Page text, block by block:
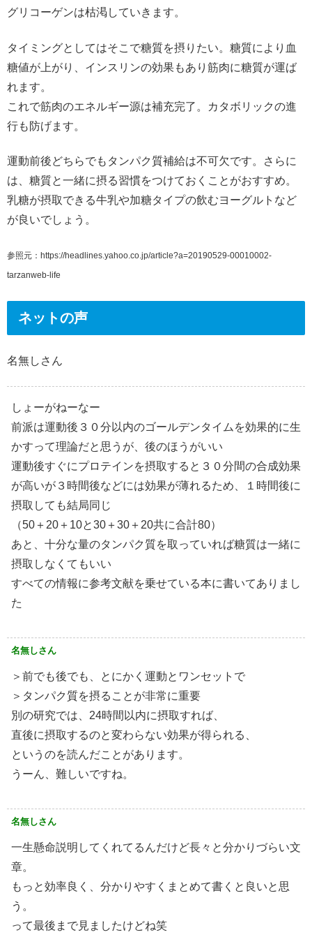
グリコーゲンは枯渇していきます。
タイミングとしてはそこで糖質を摂りたい。糖質により血
糖値が上がり、インスリンの効果もあり筋肉に糖質が運ば
れます。
これで筋肉のエネルギー源は補充完了。カタボリックの進
行も防げます。
運動前後どちらでもタンパク質補給は不可欠です。さらに
は、糖質と一緒に摂る習慣をつけておくことがおすすめ。
乳糖が摂取できる牛乳や加糖タイプの飲むヨーグルトなど
が良いでしょう。
参照元：https://headlines.yahoo.co.jp/article?a=20190529-00010002-
tarzanweb-life
ネットの声
名無しさん
しょーがねーなー
前派は運動後３０分以内のゴールデンタイムを効果的に生
かすって理論だと思うが、後のほうがいい
運動後すぐにプロテインを摂取すると３０分間の合成効果
が高いが３時間後などには効果が薄れるため、１時間後に
摂取しても結局同じ
（50＋20＋10と30＋30＋20共に合計80）
あと、十分な量のタンパク質を取っていれば糖質は一緒に
摂取しなくてもいい
すべての情報に参考文献を乗せている本に書いてありまし
た
名無しさん
＞前でも後でも、とにかく運動とワンセットで
＞タンパク質を摂ることが非常に重要
別の研究では、24時間以内に摂取すれば、
直後に摂取するのと変わらない効果が得られる、
というのを読んだことがあります。
うーん、難しいですね。
名無しさん
一生懸命説明してくれてるんだけど長々と分かりづらい文
章。
もっと効率良く、分かりやすくまとめて書くと良いと思
う。
って最後まで見ましたけどね笑